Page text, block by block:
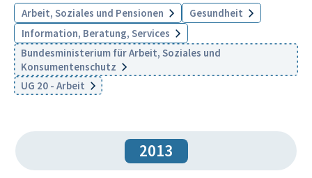
Arbeit, Soziales und Pensionen
Gesundheit
Information, Beratung, Services
Bundesministerium für Arbeit, Soziales und
Konsumentenschutz
UG 20 - Arbeit
2013